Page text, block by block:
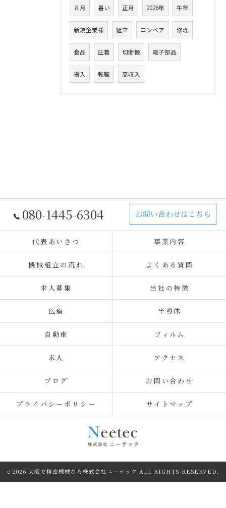
８月 暑い 正月 2026年 午年
新規企業様 組立 コンベア 修理
食品 圧着 切断機 電子部品
搬入 転職 高収入
080-1445-6304 お問い合わせはこちら
代表あいさつ 事業内容
機械組立の流れ よくある質問
求人募集 当社の特徴
医療 半導体
自動車 フィルム
求人 アクセス
ブログ お問い合わせ
プライバシーポリシー サイトマップ
c 2026 大阪で精密機械なら株式会社ニーテック ALL RIGHTS RESERVED.